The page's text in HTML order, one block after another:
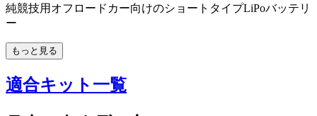
純競技用オフロードカー向けのショートタイプLiPoバッテリ
ー
もっと見る
適合キット一覧